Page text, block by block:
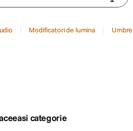
Modificatori de lumina
categorie